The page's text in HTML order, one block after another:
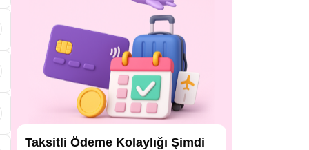
Taksitli Ödeme Kolaylığı Şimdi